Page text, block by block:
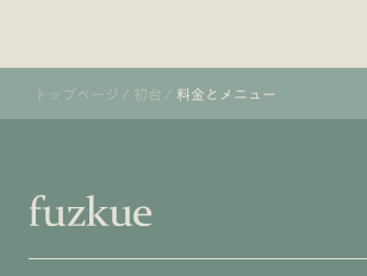
トップページ / 初台 / 料金とメニュー